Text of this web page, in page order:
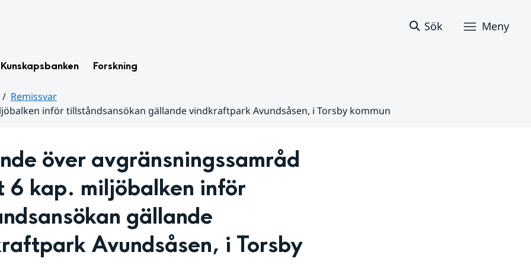
Sök Meny
Kunskapsbanken Forskning
Remissvar
inför tillståndsansökan gällande vindkraftpark Avundsåsen, i Torsby kommun
över avgränsningssamråd
6 kap. miljöbalken inför
gällande
Avundsåsen, i Torsby